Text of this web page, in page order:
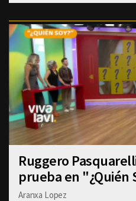
Ruggero
prueba en "¿Quién
Aranxa Lopez